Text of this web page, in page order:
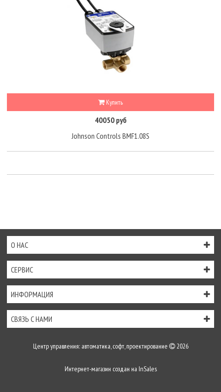
Купить
40050 руб
Johnson Controls BMF1.08S
О НАС
СЕРВИС
ИНФОРМАЦИЯ
СВЯЗЬ С НАМИ
Центр управления: автоматика, софт, проектирование 2026
Интернет-магазин создан на InSales